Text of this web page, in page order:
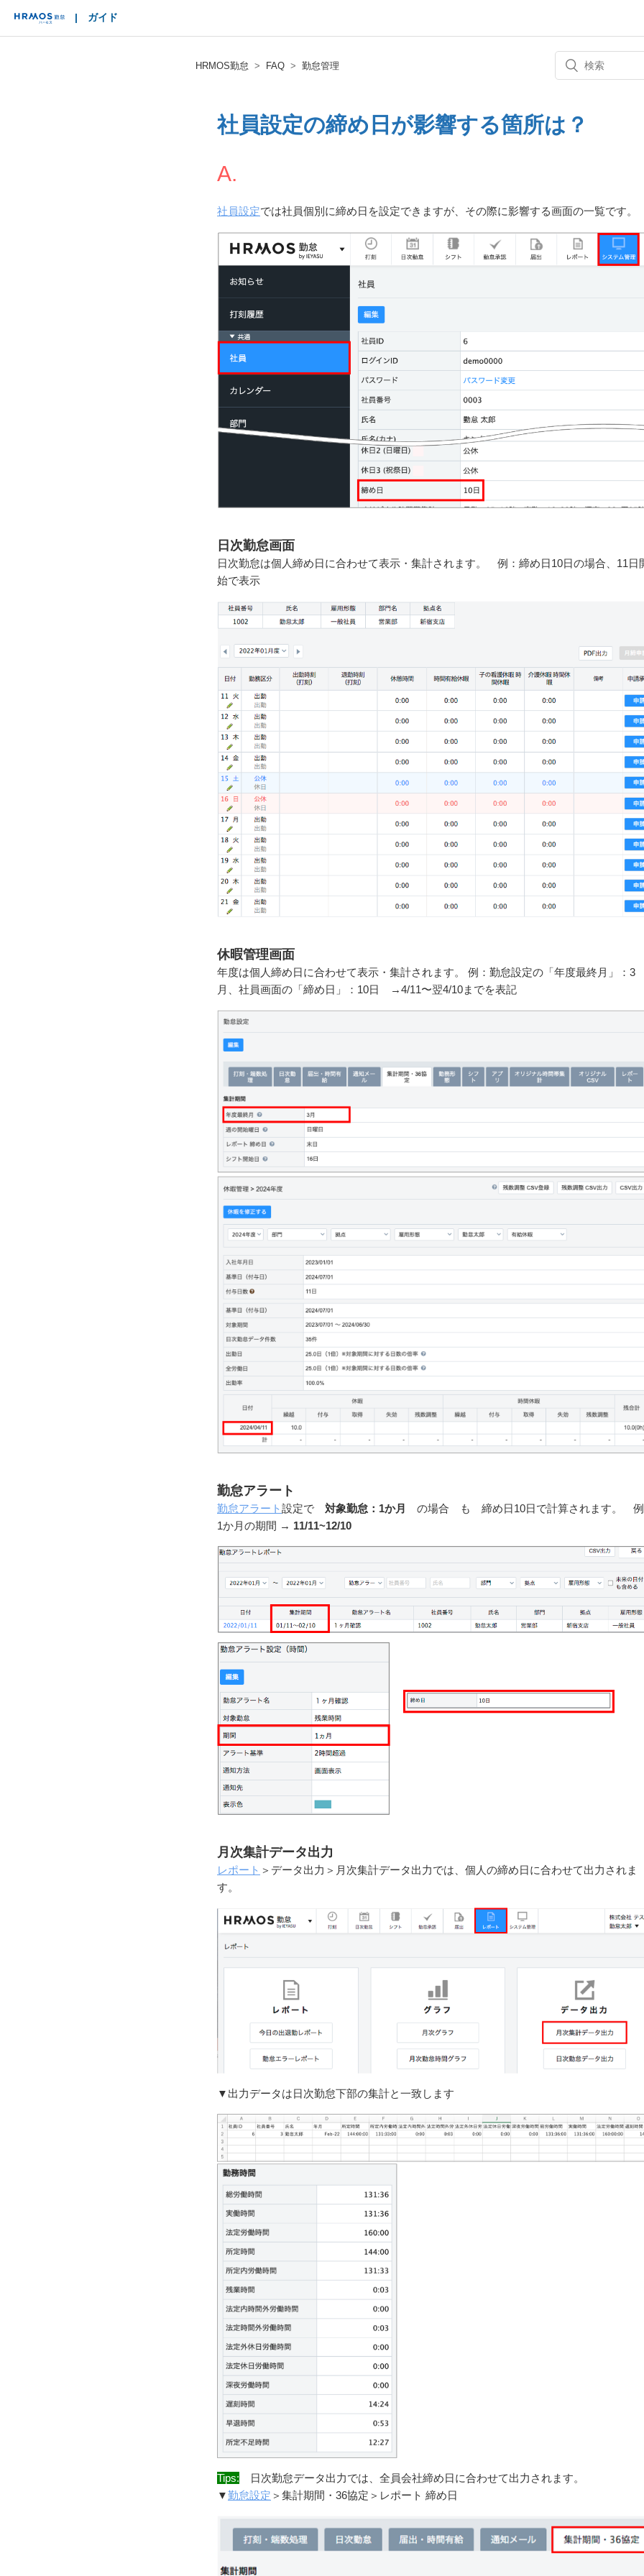
HRMOS
| ガイド
HRMOS勤怠 FAQ 勤怠管理
社員設定の締め日が影響する箇所は？
A.
社員設定では社員個別に締め日を設定できますが、その際に影響する画面の一覧です。
日次勤怠画面
日次勤怠は個人締め日に合わせて表示・集計されます。 例：締め日10日の場合、11日
始で表示
休暇管理画面
年度は個人締め日に合わせて表示・集計されます。
例：勤怠設定の「年度最終月」：3
月、社員画面の「締め日」：10日 →4/11〜翌4/10までを表記
勤怠アラート
勤怠アラート設定で 対象勤怠：1か月
の場合 も 締め日10日で計算されます。
1か月の期間 → 11/11~12/10
月次集計データ出力
レポート ＞データ出力＞月次集計データ出力では、個人の締め日に合わせて出力されま
す。
▼出力データは日次勤怠下部の集計と一致します
Tips: 日次勤怠データ出力では、全員会社締め日に合わせて出力されます。
▼勤怠設定 ＞集計期間・36協定＞レポート 締め日